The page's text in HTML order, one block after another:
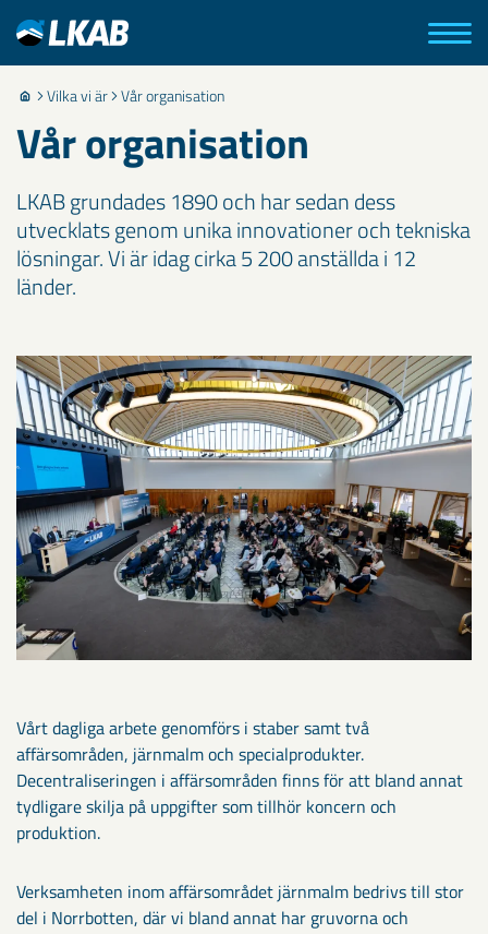
Vilka vi är Vår organisation
Vår organisation
LKAB grundades 1890 och har sedan dess
utvecklats genom unika innovationer och tekniska
lösningar. Vi är idag cirka 5 200 anställda i 12
länder.
Vårt dagliga arbete genomförs i staber samt två
affärsområden, järnmalm och specialprodukter.
Decentraliseringen i affärsområden finns för att bland annat
tydligare skilja på uppgifter som tillhör koncern och
produktion.
Verksamheten inom affärsområdet järnmalm bedrivs till stor
del i Norrbotten, där vi bland annat har gruvorna och